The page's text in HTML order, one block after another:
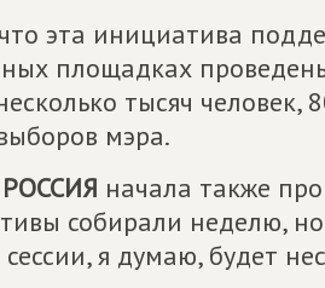
эта инициатива
площадках
тысяч
мэра.
начала также
собирали неделю,
я думаю, будет